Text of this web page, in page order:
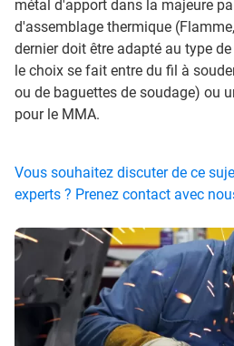
métal d'apport dans la majeure
d'assemblage thermique
dernier doit être adapté au type
le choix se fait entre du fil à
ou de baguettes de soudage) ou
pour le MMA.
Vous souhaitez discuter de ce
experts ? Prenez contact avec